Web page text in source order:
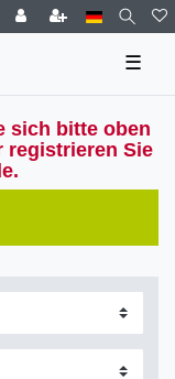
☰
sich bitte oben
registrieren Sie